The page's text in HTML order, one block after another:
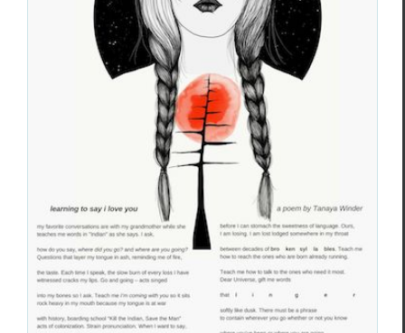
Tanaya Winder : Regard sur la poésie
native américaine
Essais & Chroniques Tanaya Winder